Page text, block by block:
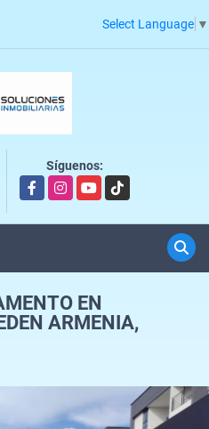
Select Language ▼
Síguenos:
FacebookInstagramYouTubeTikTok
EN
ARMENIA,